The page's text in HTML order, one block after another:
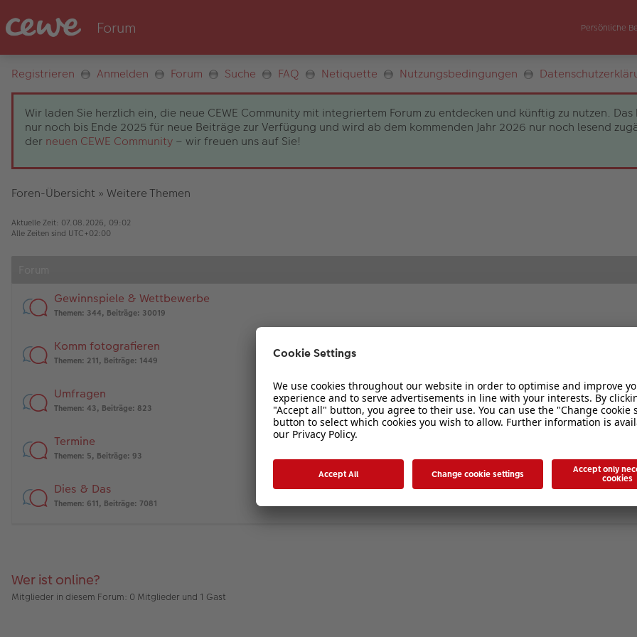
Persönliche
Registrieren Anmelden Forum Suche FAQ Netiquette Nutzungsbedingungen
Wir laden Sie herzlich ein, die neue CEWE Community mit integriertem Forum zu entdecken und künftig zu nutzen.
nur noch bis Ende 2025 für neue Beiträge zur Verfügung und wird ab dem kommenden Jahr 2026 nur noch lesend
der neuen CEWE Community – wir freuen uns auf Sie!
Foren-Übersicht » Weitere Themen
Aktuelle Zeit: 07.08.2026, 09:02
Alle Zeiten sind UTC+02:00
Gewinnspiele & Wettbewerbe
Themen: 344, Beiträge: 30019
Komm fotografieren
Themen: 211, Beiträge: 1449
Umfragen
Themen: 43, Beiträge: 823
Termine
Themen: 5, Beiträge: 93
Dies & Das
Themen: 611, Beiträge: 7081
Wer ist online?
Mitglieder in diesem Forum: 0 Mitglieder und 1 Gast